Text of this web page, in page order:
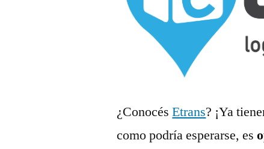
¿ConocésEtrans? ¡Ya
como podría esperarse, es